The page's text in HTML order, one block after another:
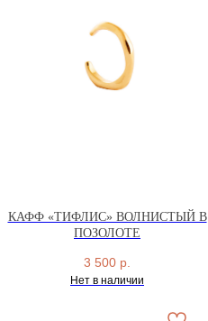
КАФФ «ТИФЛИС» ВОЛНИСТЫЙ В
ПОЗОЛОТЕ
3 500 р.
Нет в наличии